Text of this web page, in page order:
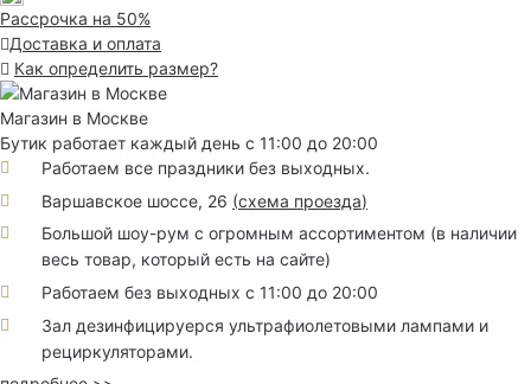
Рассрочка на 50%
Доставка и оплата
Как определить размер?
Магазин в Москве
Бутик работает каждый день с 11:00 до 20:00
Работаем все праздники без выходных.
Варшавское шоссе, 26 (схема проезда)
Большой шоу-рум с огромным ассортиментом (в наличии
весь товар, который есть на сайте)
Работаем без выходных с 11:00 до 20:00
Зал дезинфицируерся ультрафиолетовыми лампами и
рециркуляторами.